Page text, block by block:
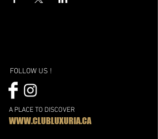
FOLLOW US !
A PLACE TO DISCOVER
WWW.CLUBLUXURIA.CA